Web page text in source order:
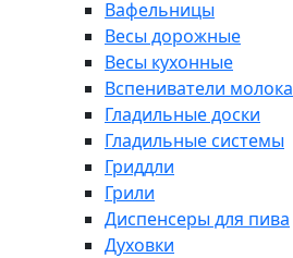
Вафельницы
Весы дорожные
Весы кухонные
Вспениватели молока
Гладильные доски
Гладильные системы
Гриддли
Грили
Диспенсеры для пива
Духовки